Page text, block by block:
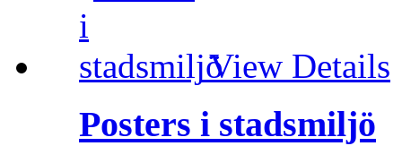
View Details
Posters i stadsmiljö